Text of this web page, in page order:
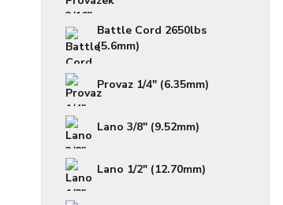
Battle Cord 2650lbs
(5.6mm)
Provaz 1/4" (6.35mm)
Lano 3/8" (9.52mm)
Lano 1/2" (12.70mm)